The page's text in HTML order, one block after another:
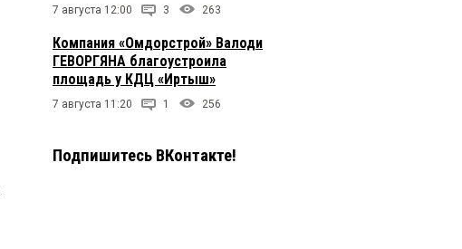
7 августа 12:00 3 263
Компания «Омдорстрой» Валоди
ГЕВОРГЯНА благоустроила
площадь у КДЦ «Иртыш»
7 августа 11:20 1 256
Подпишитесь ВКонтакте!